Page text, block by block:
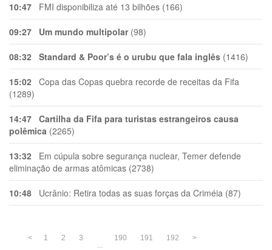
10:47 FMI disponibiliza até 13 bilhões (166)
09:27 Um mundo multipolar(98)
08:32 Standard & Poor’s é o urubu que fala inglês (1416)
15:02 Copa das Copas quebra recorde de receitas da Fifa
(1289)
14:47 Cartilha da Fifa para turistas estrangeiros causa
polêmica (2265)
13:32 Em cúpula sobre segurança nuclear, Temer defende
eliminação de armas atômicas (2738)
10:48 Ucrânio: Retira todas as suas forças da Criméia (87)
< 1 2
3
...
190 191 192 >